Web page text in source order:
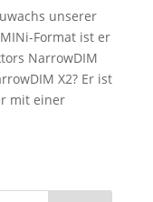
unserer
Format ist er
NarrowDIM
X2? Er ist
mit einer